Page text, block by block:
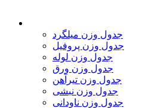
جدول وزن میلگرد
جدول وزن پروفیل
جدول وزن لوله
جدول وزن ورق
جدول وزن تیرآهن
جدول وزن نبشی
جدول وزن ناودانی